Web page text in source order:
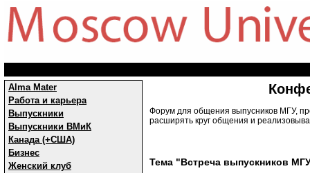
Alma Mater
Работа и карьера
Выпускники
Выпускники ВМиК
Канада (+США)
Бизнес
Женский клуб
Форум для общения выпусников МГУ,
расширять круг общения и
Тема "Встреча выпускников